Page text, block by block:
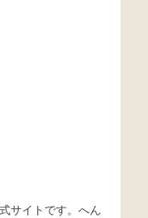
サイトです。へん